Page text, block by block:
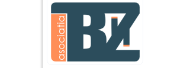
agresiva, orice
greseala era taxata cu
o palma sau pedepse.
De 4 ani am o relatie
serioasa cu un barbat